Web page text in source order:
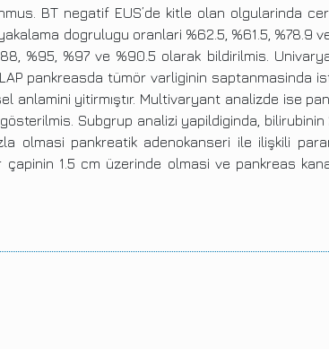
BT negatif EUS’de kitle olan olgularinda
dogrulugu oranlari %62.5, %61.5, %78.9
%95, %97 ve %90.5 olarak bildirilmis.
pankreasda tümör varliginin saptanmasinda
yitirmıştır. Multivaryant analizde ise
Subgrup analizi yapildiginda,
olmasi pankreatik adenokanseri ile ilişkili
1.5 cm üzerinde olmasi ve pankreas